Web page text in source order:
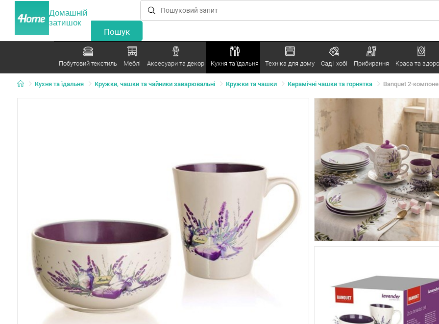
Домашній
затишок
Побутовий текстиль Меблі Аксесуари та декор Кухня та їдальня Техніка для дому Сад і хобі Прибирання Краса та
Кухня та їдальня Кружки, чашки та чайники заварювальні Кружки та чашки Керамічні чашки та горнятка Banquet 2-